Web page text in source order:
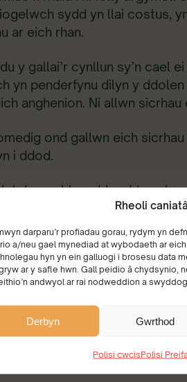
Rheoli
darparu’r profiadau gorau, rydym yn
a/neu gael mynediad at wybodaeth ar
hyn yn ein galluogi i brosesu data
ar y safle hwn. Gall peidio â chydsynio,
andwyol ar rai nodweddion a
Derbyn Gwrthod
Polisi cwcisPolisi
sydd yn llai costus,
ar eich rhan.
y gallai’r cynllun sy’n cael ei
yn penderfynu dilyn y
anghenion. Ni allwn sicrhau
ond gallwn eich
i ddod.
dros y blynyddoedd yn
i gydweithio a chyflawni
ddweud ‘Diolch o galon’ i
ei roi i ni yn dangos faint
(felly byddwn wrth ein
i helpu felly cofiwch